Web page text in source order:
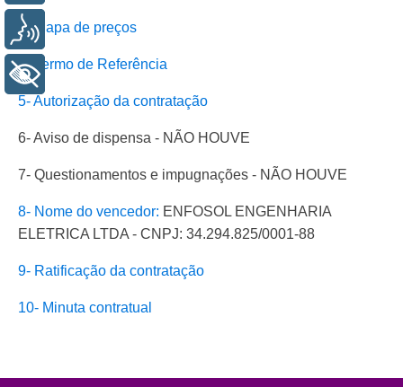
3- Mapa de preços
4- Termo de Referência
5- Autorização da contratação
6- Aviso de dispensa - NÃO HOUVE
7- Questionamentos e impugnações - NÃO HOUVE
8- Nome do vencedor: ENFOSOL ENGENHARIA
ELETRICA LTDA - CNPJ: 34.294.825/0001-88
9- Ratificação da contratação
10- Minuta contratual
Voz
+ Acessibilidade